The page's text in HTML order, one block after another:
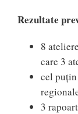
Rezultate
8
care 3
cel
3